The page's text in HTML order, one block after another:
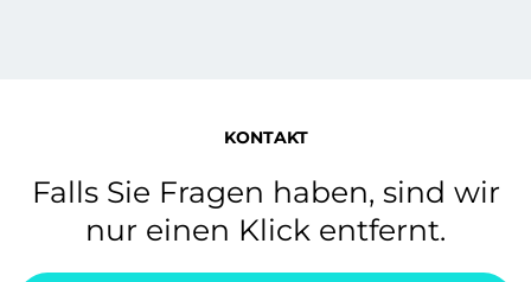
KONTAKT
Falls Sie Fragen haben, sind wir
nur einen Klick entfernt.